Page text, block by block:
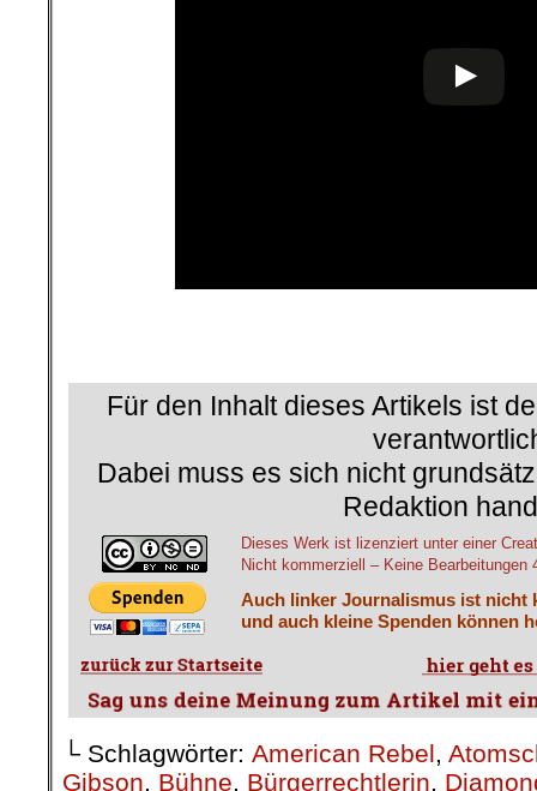
Für den Inhalt dieses Artikels ist
Dabei muss es sich nicht
Redaktion
Dieses Werk ist lizenziert unter einer
Nicht kommerziell – Keine Bearbeitungen
Auch linker Journalismus ist nicht
und auch kleine Spenden können
└ Schlagwörter: American Rebel,
Gibson, Bühne, Bürgerrechtlerin,